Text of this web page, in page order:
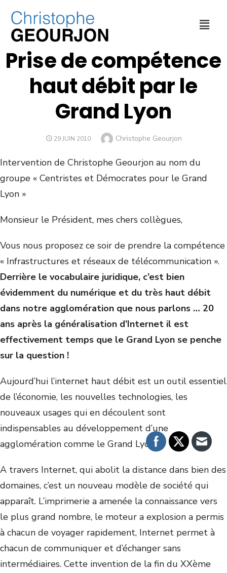
ECONOMIE FINANCES
Prise de compétence
haut débit par le
Grand Lyon
29 JUIN 2010 Christophe Geourjon
Intervention de Christophe Geourjon au nom du
groupe « Centristes et Démocrates pour le Grand
Lyon »
Monsieur le Président, mes chers collègues,
Vous nous proposez ce soir de prendre la compétence
« Infrastructures et réseaux de télécommunication ».
Derrière le vocabulaire juridique, c’est bien
évidemment du numérique et du très haut débit
dans notre agglomération que nous parlons … 20
ans après la généralisation d’Internet il est
effectivement temps que le Grand Lyon se penche
sur la question !
Aujourd’hui l’internet haut débit est un outil essentiel
de l’économie, les nouvelles technologies, les
nouveaux usages qui en découlent sont
indispensables au développement d’une
agglomération comme le Grand Lyon.
A travers Internet, qui abolit la distance dans bien des
domaines, c’est un nouveau modèle de société qui
apparaît. L’imprimerie a amenée la connaissance vers
le plus grand nombre, le moteur a explosion a permis
à chacun de voyager rapidement, Internet permet à
chacun de communiquer et d’échanger sans
intermédiaires. Cette invention de la fin du XXème